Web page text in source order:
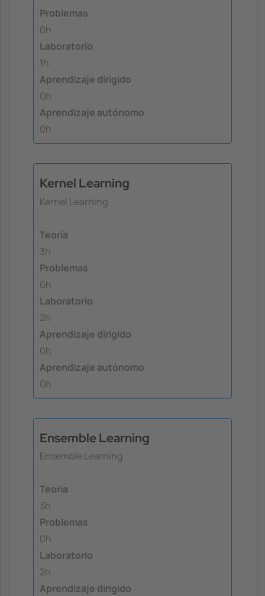
Problemas
0h
Laboratorio
1h
Aprendizaje dirigido
0h
Aprendizaje autónomo
0h
Kernel Learning
Kernel Learning
Teoría
3h
Problemas
0h
Laboratorio
2h
Aprendizaje dirigido
0h
Aprendizaje autónomo
0h
Ensemble Learning
Ensemble Learning
Teoría
3h
Problemas
0h
Laboratorio
2h
Aprendizaje dirigido